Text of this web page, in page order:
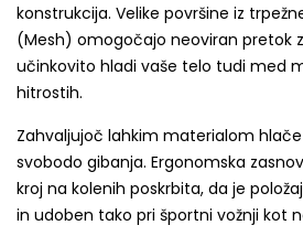
konstrukcija. Velike površine iz
(Mesh) omogočajo neoviran pretok
učinkovito hladi vaše telo tudi med
hitrostih.
Zahvaljujoč lahkim materialom
svobodo gibanja. Ergonomska
kroj na kolenih poskrbita, da je
in udoben tako pri športni vožnji kot